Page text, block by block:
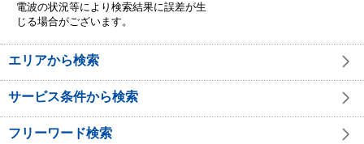
電波の状況等により検索結果に誤差が生
じる場合がございます。
エリアから検索
サービス条件から検索
フリーワード検索